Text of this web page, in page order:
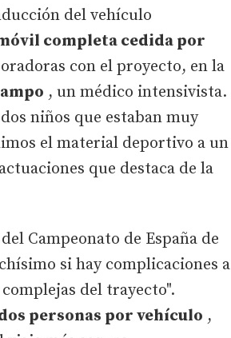
del vehículo
completa cedida por
con el proyecto, en la
, un médico intensivista.
niños que estaban muy
el material deportivo a un
que destaca de la
Campeonato de España de
si hay complicaciones a
del trayecto".
personas por vehículo ,